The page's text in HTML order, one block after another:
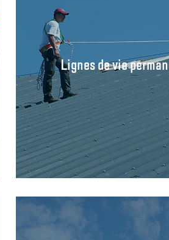
Lignes de vie